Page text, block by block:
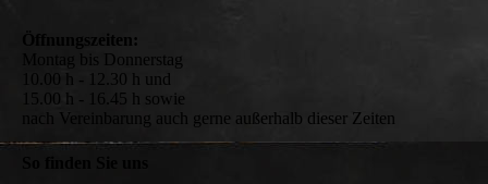
Öffnungszeiten:
Montag bis Donnerstag
10.00 h - 12.30 h und
15.00 h - 16.45 h sowie
nach Vereinbarung auch gerne außerhalb dieser Zeiten